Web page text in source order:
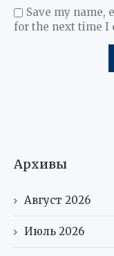
Save my name,
for the next time I
Архивы
Август 2026
Июль 2026